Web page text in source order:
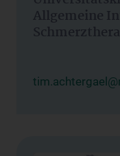
Allgemeine